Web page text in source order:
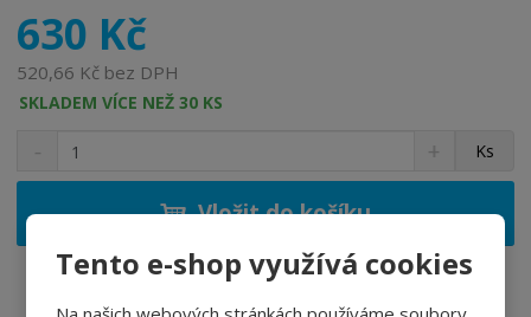
Tento e-shop využívá cookies
630 Kč
520,66 Kč bez DPH
SKLADEM VÍCE NEŽ 30 KS
i
v
ý
i
t
m
í
ž
i
Ks
Vložit do košíku